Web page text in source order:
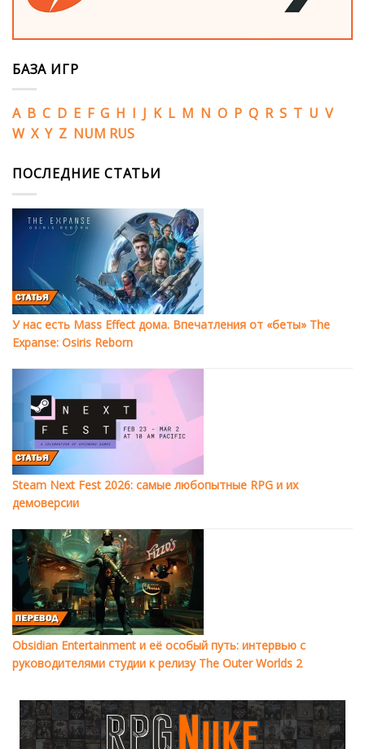
БАЗА ИГР
A B C D E F G H I J K L M N O P Q R S T U V
W X Y Z NUM RUS
ПОСЛЕДНИЕ СТАТЬИ
У нас есть Mass Effect дома. Впечатления от «беты» The
Expanse: Osiris Reborn
Steam Next Fest 2026: самые любопытные RPG и их
демоверсии
Obsidian Entertainment и её особый путь: интервью с
руководителями студии к релизу The Outer Worlds 2